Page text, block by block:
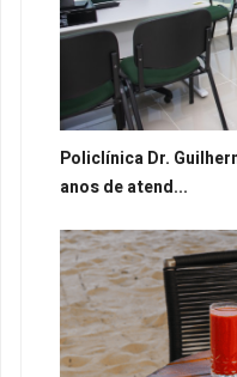
Policlínica Dr.
anos de atend...